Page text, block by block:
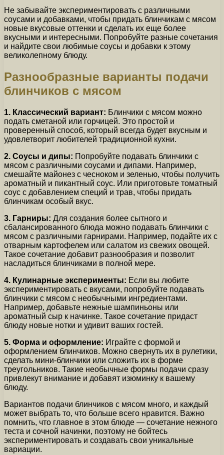
Не забывайте экспериментировать с различными
соусами и добавками, чтобы придать блинчикам с мясом
новые вкусовые оттенки и сделать их еще более
вкусными и интересными. Попробуйте разные сочетания
и найдите свои любимые соусы и добавки к этому
великолепному блюду.
Разнообразные варианты подачи
блинчиков с мясом
1. Классический вариант: Блинчики с мясом можно
подать сметаной или горчицей. Это простой и
проверенный способ, который всегда будет вкусным и
удовлетворит любителей традиционной кухни.
2. Соусы и дипы: Попробуйте подавать блинчики с
мясом с различными соусами и дипами. Например,
смешайте майонез с чесноком и зеленью, чтобы получить
ароматный и пикантный соус. Или приготовьте томатный
соус с добавлением специй и трав, чтобы придать
блинчикам особый вкус.
3. Гарниры: Для создания более сытного и
сбалансированного блюда можно подавать блинчики с
мясом с различными гарнирами. Например, подайте их с
отварным картофелем или салатом из свежих овощей.
Такое сочетание добавит разнообразия и позволит
насладиться блинчиками в полной мере.
4. Кулинарные эксперименты: Если вы любите
экспериментировать с вкусами, попробуйте подавать
блинчики с мясом с необычными ингредиентами.
Например, добавьте нежные шампиньоны или
ароматный сыр к начинке. Такое сочетание придаст
блюду новые нотки и удивит ваших гостей.
5. Форма и оформление: Играйте с формой и
оформлением блинчиков. Можно свернуть их в рулетики,
сделать мини-блинчики или сложить их в форме
треугольников. Такие необычные формы подачи сразу
привлекут внимание и добавят изюминку к вашему
блюду.
Вариантов подачи блинчиков с мясом много, и каждый
может выбрать то, что больше всего нравится. Важно
помнить, что главное в этом блюде — сочетание нежного
теста и сочной начинки, поэтому не бойтесь
экспериментировать и создавать свои уникальные
вариации.